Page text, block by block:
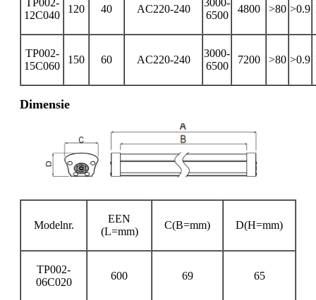
TP002-
12C040
120 40 AC220-240
3000-
6500
4800 >80 >0.9
TP002-
15C060
150 60 AC220-240
3000-
6500
7200 >80 >0.9
Dimensie
Modelnr.
EEN
(L=mm)
C(B=mm) D(H=mm)
TP002-
06C020
600 69 65